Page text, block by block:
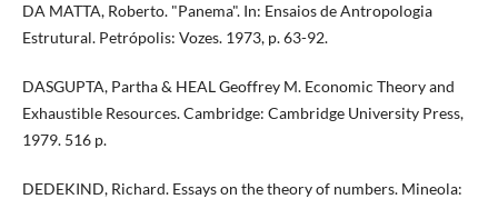
DA MATTA, Roberto. "Panema". In: Ensaios de Antropologia
Estrutural. Petrópolis: Vozes. 1973, p. 63-92.
DASGUPTA, Partha & HEAL Geoffrey M. Economic Theory and
Exhaustible Resources. Cambridge: Cambridge University Press,
1979. 516 p.
DEDEKIND, Richard. Essays on the theory of numbers. Mineola: